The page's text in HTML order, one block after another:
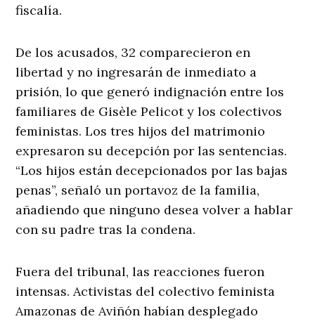
fiscalía.
De los acusados, 32 comparecieron en
libertad y no ingresarán de inmediato a
prisión, lo que generó indignación entre los
familiares de Gisèle Pelicot y los colectivos
feministas. Los tres hijos del matrimonio
expresaron su decepción por las sentencias.
“Los hijos están decepcionados por las bajas
penas”, señaló un portavoz de la familia,
añadiendo que ninguno desea volver a hablar
con su padre tras la condena.
Fuera del tribunal, las reacciones fueron
intensas. Activistas del colectivo feminista
Amazonas de Aviñón habían desplegado